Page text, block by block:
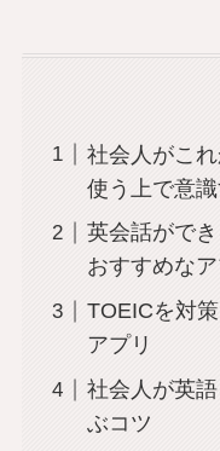
社会人がこ
使う上で意
英会話がで
おすすめなア
TOEICを対
アプリ
社会人が英
ぶコツ